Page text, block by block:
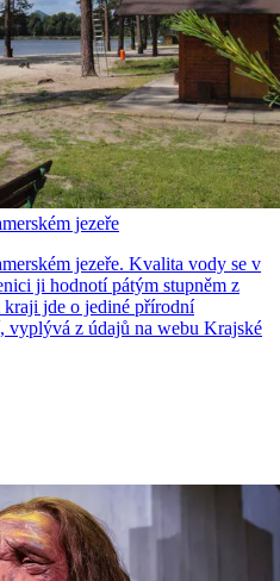
jezeře
jezeře. Kvalita vody se v
ji hodnotí pátým stupněm z
jde o jediné přírodní
vyplývá z údajů na webu Krajské